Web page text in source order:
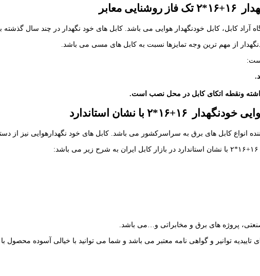
آراد کابل، کابل خودنگهدار هوایی می باشد. کابل های خود نگهدار در چند سال
از مهم ترین وجه تمایزها نسبت به کابل های مسی می باشد.
ونقطه اتکای کابل در محل نصب است.
خودنگهدار
انواع کابل های برق به سراسرکشور می باشد. کابل های خود نگهدارهوایی نیز
پروژه های برق و مخابراتی و…می باشد.
توانیر و گواهی نامه معتبر می باشد و شما می توانید با خیالی آسوده محصول با